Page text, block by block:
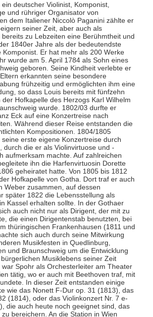
deutscher Violinist, Komponist,
und rühriger Organisator von
dem Italiener Niccolò Paganini zählte er
seiner Zeit, aber auch als
zu Lebzeiten eine Berühmtheit und
1840er Jahre als der bedeutendste
Komponist. Er hat mehr als 200 Werke
wurde am 5. April 1784 als Sohn eines
geboren. Seine Kindheit verlebte er
erkannten seine besondere
frühzeitig und ermöglichten ihm eine
so dass Louis bereits mit fünfzehn
Hofkapelle des Herzogs Karl Wilhelm
wurde. 1802/03 durfte er
Eck auf eine Konzertreise nach
Während dieser Reise entstanden die
Kompositionen. 1804/1805
erste eigene Konzertreise durch
durch die er als Violinvirtuose und -
aufmerksam machte. Auf zahlreichen
ihn die Harfenvirtuosin Dorette
geheiratet hatte. Von 1805 bis 1812
Hofkapelle von Gotha. Dort traf er auch
Weber zusammen, auf dessen
später 1822 die Lebensstellung als
Kassel erhalten sollte. In der Gothaer
auch nicht nur als Dirigent, der mit zu
die einen Dirigentenstab benutzten, bei
thüringischen Frankenhausen (1811 und
sich auch durch seine Mitwirkung
Musikfesten in Quedlinburg,
und Braunschweig um die Entwicklung
Musiklebens seiner Zeit
Spohr als Orchesterleiter am Theater
tätig, wo er auch mit Beethoven traf, mit
In dieser Zeit entstanden einige
wie das Nonett F-Dur op. 31 (1813), das
(1814), oder das Violinkonzert Nr. 7 e-
die auch heute noch geeignet sind, das
bereichern. An die Station in Wien